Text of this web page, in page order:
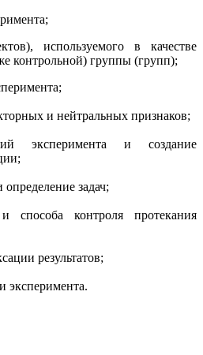
используемого в качестве
контрольной) группы (групп);
и нейтральных признаков;
эксперимента и создание
задач;
способа контроля протекания
результатов;
эксперимента.